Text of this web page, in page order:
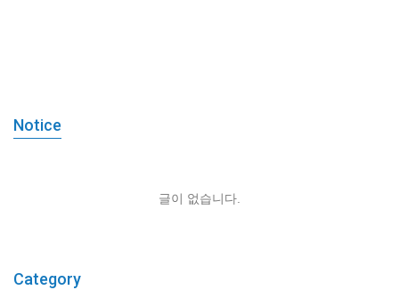
Notice
글이 없습니다.
Category